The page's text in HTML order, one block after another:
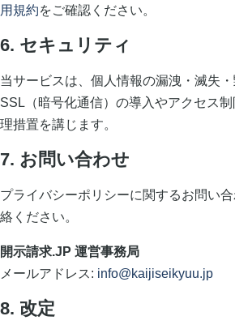
用規約をご確認ください。
6. セキュリティ
当サービスは、個人情報の漏洩・滅失・
SSL（暗号化通信）の導入やアクセス
理措置を講じます。
7. お問い合わせ
プライバシーポリシーに関するお問い
絡ください。
開示請求.JP 運営事務局
メールアドレス: info@kaijiseikyuu.jp
8. 改定